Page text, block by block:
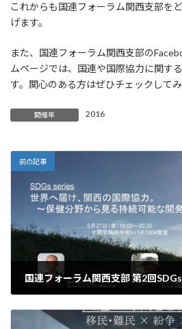
これからも国連フォーラム関西支部を
げます。
また、国連フォーラム関西支部の
ムページでは、国連や国際協力に関す
す。関心のある方はぜひチェックして
開催年 2016
前の記事